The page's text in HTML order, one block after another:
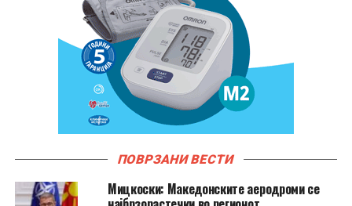
ПОВРЗАНИ ВЕСТИ
Мицкоски: Македонските аеродроми се